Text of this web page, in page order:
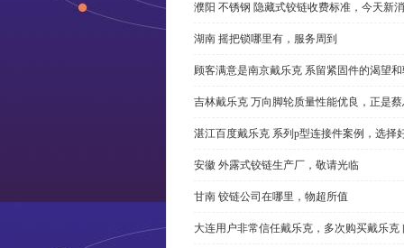
濮阳 不锈钢 隐藏式铰链收费标准，今天新
湖南 摇把锁哪里有，服务周到
顾客满意是南京戴乐克 系留紧固件的渴望
吉林戴乐克 万向脚轮质量性能优良，正是
湛江百度戴乐克 系列p型连接件案例，选择
安徽 外露式铰链生产厂，敬请光临
甘南 铰链公司在哪里，物超所值
大连用户非常信任戴乐克，多次购买戴乐克